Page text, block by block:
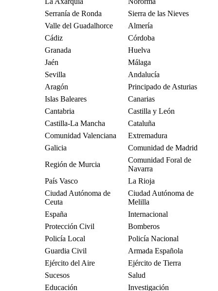
Serranía de Ronda
Sierra de las Nieves
Valle del Guadalhorce
Almería
Cádiz
Córdoba
Granada
Huelva
Jaén
Málaga
Sevilla
Andalucía
Aragón
Principado de Asturias
Islas Baleares
Canarias
Cantabria
Castilla y León
Castilla-La Mancha
Cataluña
Comunidad Valenciana
Extremadura
Galicia
Comunidad de Madrid
Región de Murcia
Comunidad Foral de
Navarra
País Vasco
La Rioja
Ciudad Autónoma de
Ceuta
Ciudad Autónoma de
Melilla
España
Internacional
Protección Civil
Bomberos
Policía Local
Policía Nacional
Guardia Civil
Armada Española
Ejército del Aire
Ejército de Tierra
Sucesos
Salud
Educación
Investigación